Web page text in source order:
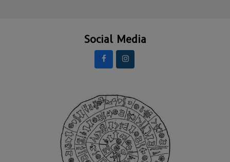
Social Media